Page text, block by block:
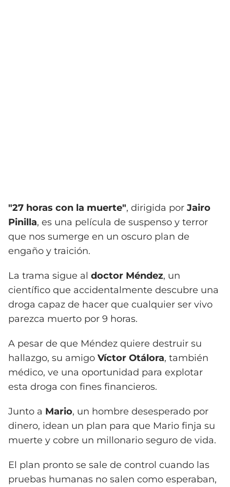
"27 horas con la muerte", dirigida por Jairo
Pinilla, es una película de suspenso y terror
que nos sumerge en un oscuro plan de
engaño y traición.
La trama sigue al doctor Méndez, un
científico que accidentalmente descubre una
droga capaz de hacer que cualquier ser vivo
parezca muerto por 9 horas.
A pesar de que Méndez quiere destruir su
hallazgo, su amigo Víctor Otálora, también
médico, ve una oportunidad para explotar
esta droga con fines financieros.
Junto a Mario, un hombre desesperado por
dinero, idean un plan para que Mario finja su
muerte y cobre un millonario seguro de vida.
El plan pronto se sale de control cuando las
pruebas humanas no salen como esperaban,